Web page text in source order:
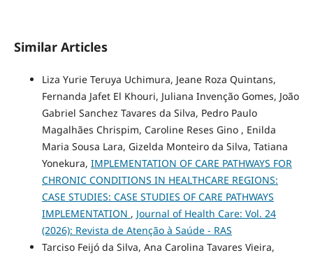
Similar Articles
Liza Yurie Teruya Uchimura, Jeane Roza Quintans,
Fernanda Jafet El Khouri, Juliana Invenção Gomes, João
Gabriel Sanchez Tavares da Silva, Pedro Paulo
Magalhães Chrispim, Caroline Reses Gino , Enilda
Maria Sousa Lara, Gizelda Monteiro da Silva, Tatiana
Yonekura, IMPLEMENTATION OF CARE PATHWAYS FOR
CHRONIC CONDITIONS IN HEALTHCARE REGIONS:
CASE STUDIES: CASE STUDIES OF CARE PATHWAYS
IMPLEMENTATION , Journal of Health Care: Vol. 24
(2026): Revista de Atenção à Saúde - RAS
Tarciso Feijó da Silva, Ana Carolina Tavares Vieira,